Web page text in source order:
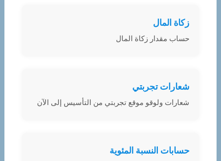
زكاة المال
حساب مقدار زكاة المال
شعارات تجربتي
شعارات ولوقو موقع تجربتي من التأسيس إلى الآن
حسابات النسبة المئوية